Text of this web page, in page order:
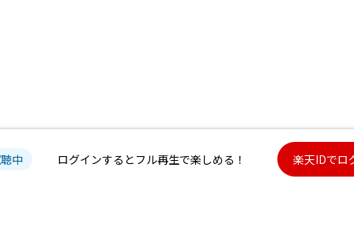
中 ログインするとフル再生で楽しめる！ 楽天IDでロ